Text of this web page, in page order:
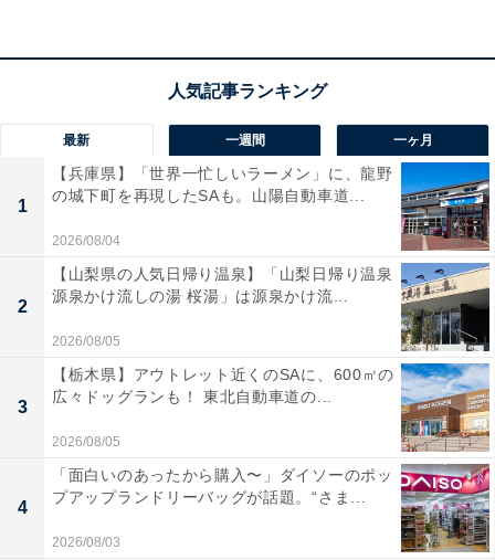
最新 一週間 一ヶ月
1
【兵庫県】「世界一忙しいラーメン」に、龍野
の城下町を再現したSAも。山陽自動車道...
2026/08/04
2
【山梨県の人気日帰り温泉】「山梨日帰り温泉
源泉かけ流しの湯 桜湯」は源泉かけ流...
2026/08/05
3
【栃木県】アウトレット近くのSAに、600㎡の
広々ドッグランも！ 東北自動車道の...
2026/08/05
4
「面白いのあったから購入〜」ダイソーのポッ
プアップランドリーバッグが話題。“さま...
2026/08/03